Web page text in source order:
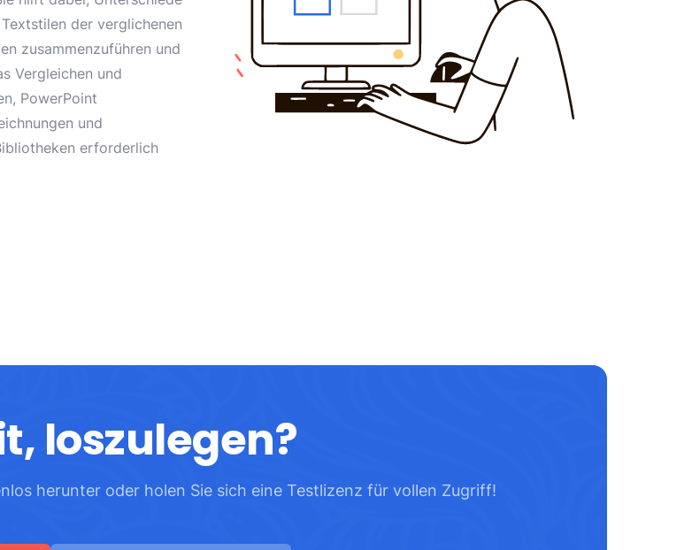
der verglichenen
zusammenzuführen und
Vergleichen und
PowerPoint
und
erforderlich
loszulegen?
herunter oder holen Sie sich eine Testlizenz für vollen Zugriff!